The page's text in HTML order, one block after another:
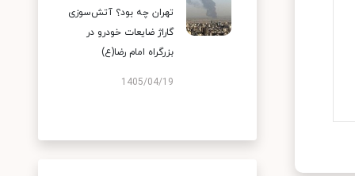
تهران چه بود؟ آتش‌سوزی
گاراژ ضایعات خودرو در
بزرگراه امام رضا(ع)
1405/04/19